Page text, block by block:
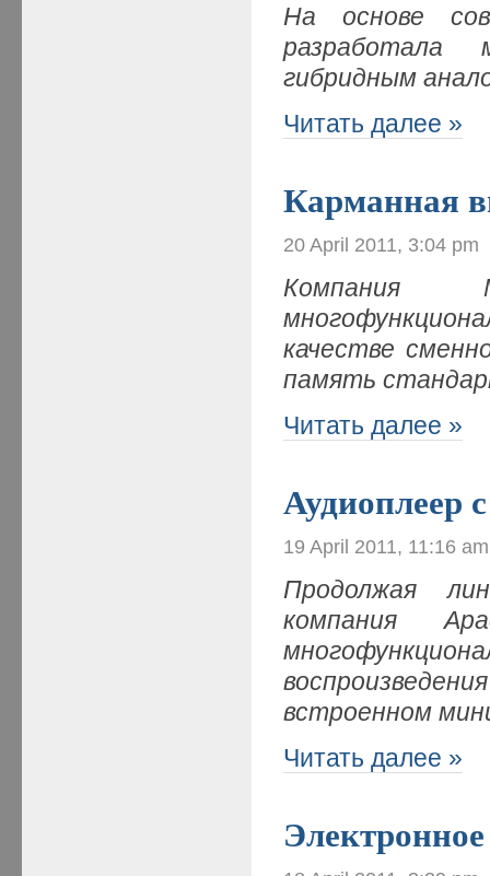
На основе
разработала
гибридным
Читать далее »
Карманная
20 April 2011, 3:04 pm
Компания
качестве
память
Читать далее »
Аудиоплеер
19 April 2011, 11:16 am
Продолжая
компания
встроенном
Читать далее »